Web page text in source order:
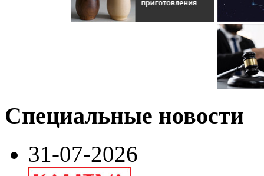
Специальные новости
31-07-2026